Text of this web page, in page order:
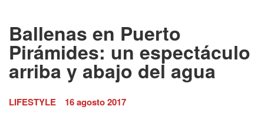
Ballenas en Puerto
Pirámides: un espectáculo
arriba y abajo del agua
LIFESTYLE 16 agosto 2017